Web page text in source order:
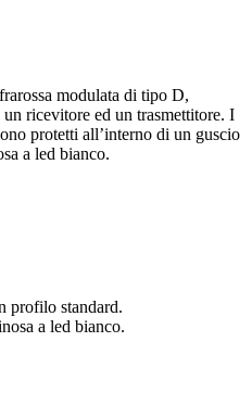
modulata di tipo D,
ricevitore ed un trasmettitore. I
protetti all’interno di un guscio
a led bianco.
profilo standard.
a led bianco.